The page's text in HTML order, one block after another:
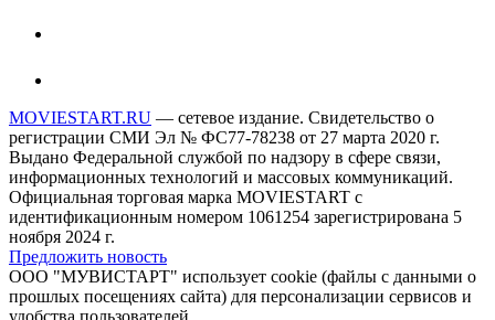
MOVIESTART.RU — сетевое издание. Свидетельство о
регистрации СМИ Эл № ФС77-78238 от 27 марта 2020 г.
Выдано Федеральной службой по надзору в сфере связи,
информационных технологий и массовых коммуникаций.
Официальная торговая марка MOVIESTART с
идентификационным номером 1061254 зарегистрирована 5
ноября 2024 г.
Предложить новость
ООО "МУВИСТАРТ" использует cookie (файлы с данными о
прошлых посещениях сайта) для персонализации сервисов и
удобства пользователей.